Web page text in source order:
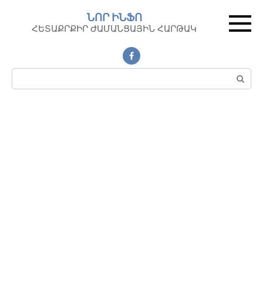
контенту
ՆՈՐ ԻՆՖՈ
ՀԵՏԱՔՐՔԻՐ ԺԱՄԱՆՑԱՅԻՆ ՀԱՐԹԱԿ
Поиск: